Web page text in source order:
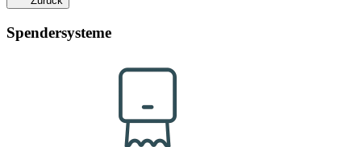
Spendersysteme